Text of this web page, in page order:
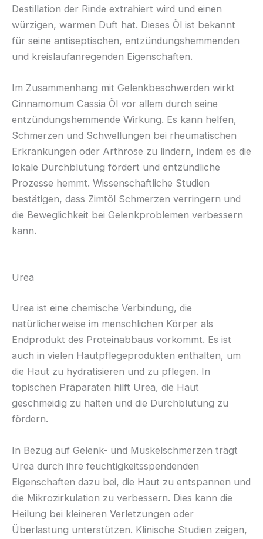
Destillation der Rinde extrahiert wird und einen
würzigen, warmen Duft hat. Dieses Öl ist bekannt
für seine antiseptischen, entzündungshemmenden
und kreislaufanregenden Eigenschaften.
Im Zusammenhang mit Gelenkbeschwerden wirkt
Cinnamomum Cassia Öl vor allem durch seine
entzündungshemmende Wirkung. Es kann helfen,
Schmerzen und Schwellungen bei rheumatischen
Erkrankungen oder Arthrose zu lindern, indem es die
lokale Durchblutung fördert und entzündliche
Prozesse hemmt. Wissenschaftliche Studien
bestätigen, dass Zimtöl Schmerzen verringern und
die Beweglichkeit bei Gelenkproblemen verbessern
kann.
Urea
Urea ist eine chemische Verbindung, die
natürlicherweise im menschlichen Körper als
Endprodukt des Proteinabbaus vorkommt. Es ist
auch in vielen Hautpflegeprodukten enthalten, um
die Haut zu hydratisieren und zu pflegen. In
topischen Präparaten hilft Urea, die Haut
geschmeidig zu halten und die Durchblutung zu
fördern.
In Bezug auf Gelenk- und Muskelschmerzen trägt
Urea durch ihre feuchtigkeitsspendenden
Eigenschaften dazu bei, die Haut zu entspannen und
die Mikrozirkulation zu verbessern. Dies kann die
Heilung bei kleineren Verletzungen oder
Überlastung unterstützen. Klinische Studien zeigen,